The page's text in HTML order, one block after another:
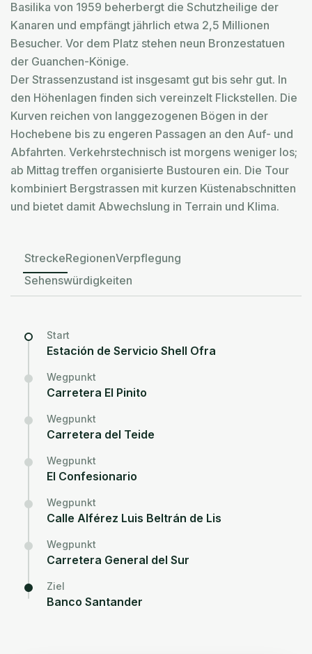
Basilika von 1959 beherbergt die Schutzheilige der
Kanaren und empfängt jährlich etwa 2,5 Millionen
Besucher. Vor dem Platz stehen neun Bronzestatuen
der Guanchen-Könige.
Der Strassenzustand ist insgesamt gut bis sehr gut. In
den Höhenlagen finden sich vereinzelt Flickstellen. Die
Kurven reichen von langgezogenen Bögen in der
Hochebene bis zu engeren Passagen an den Auf- und
Abfahrten. Verkehrstechnisch ist morgens weniger los;
ab Mittag treffen organisierte Bustouren ein. Die Tour
kombiniert Bergstrassen mit kurzen Küstenabschnitten
und bietet damit Abwechslung in Terrain und Klima.
StreckeRegionenVerpflegung
Sehenswürdigkeiten
Start
Estación de Servicio Shell Ofra
Wegpunkt
Carretera El Pinito
Wegpunkt
Carretera del Teide
Wegpunkt
El Confesionario
Wegpunkt
Calle Alférez Luis Beltrán de Lis
Wegpunkt
Carretera General del Sur
Ziel
Banco Santander